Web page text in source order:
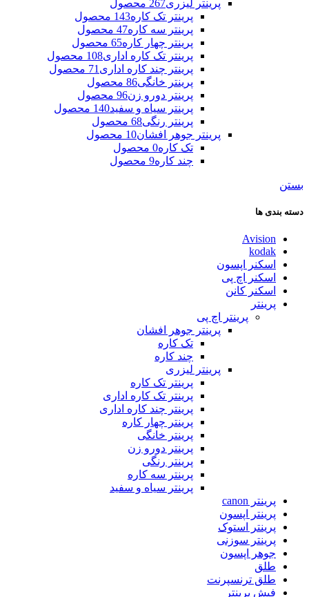
پرینتر لیزری267 محصول
پرینتر تک کاره143 محصول
پرینتر سه کاره47 محصول
پرینتر چهار کاره65 محصول
پرینتر تک کاره اداری108 محصول
پرینتر چند کاره اداری 71 محصول
پرینتر خانگی86 محصول
پرینتر دورو زن96 محصول
پرینتر سیاه و سفید140 محصول
پرینتر رنگی68 محصول
پرینتر جوهر افشان10 محصول
تک کاره0 محصول
چند کاره9 محصول
بستن
دسته بندی ها
Avision
kodak
اسکنر اپسون
اسکنر اچ پی
اسکنر کانن
پرینتر
پرینتر اچ پی
پرینتر جوهر افشان
تک کاره
چند کاره
پرینتر لیزری
پرینتر تک کاره
پرینتر تک کاره اداری
پرینتر چند کاره اداری
پرینتر چهار کاره
پرینتر خانگی
پرینتر دورو زن
پرینتر رنگی
پرینتر سه کاره
پرینتر سیاه و سفید
پرینتر canon
پرینتر اپسون
پرینتر استوک
پرینتر سوزنی
جوهر اپسون
طلق
طلق ترنسپرنت
فیش پرینتر